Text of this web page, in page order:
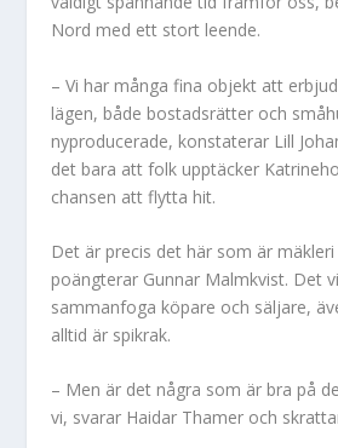
Nord med ett stort leende.
– Vi har många fina objekt att
lägen, både bostadsrätter och
nyproducerade, konstaterar Lill
det bara att folk upptäcker
chansen att flytta hit.
Det är precis det här som är
poängterar Gunnar Malmkvist. Det
sammanfoga köpare och säljare,
alltid är spikrak.
– Men är det några som är bra på
vi, svarar Haidar Thamer och